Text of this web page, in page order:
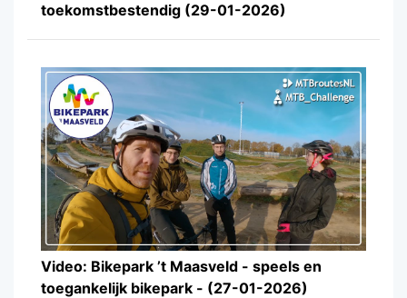
toekomstbestendig (29-01-2026)
Video: Bikepark ’t Maasveld - speels en
toegankelijk bikepark - (27-01-2026)